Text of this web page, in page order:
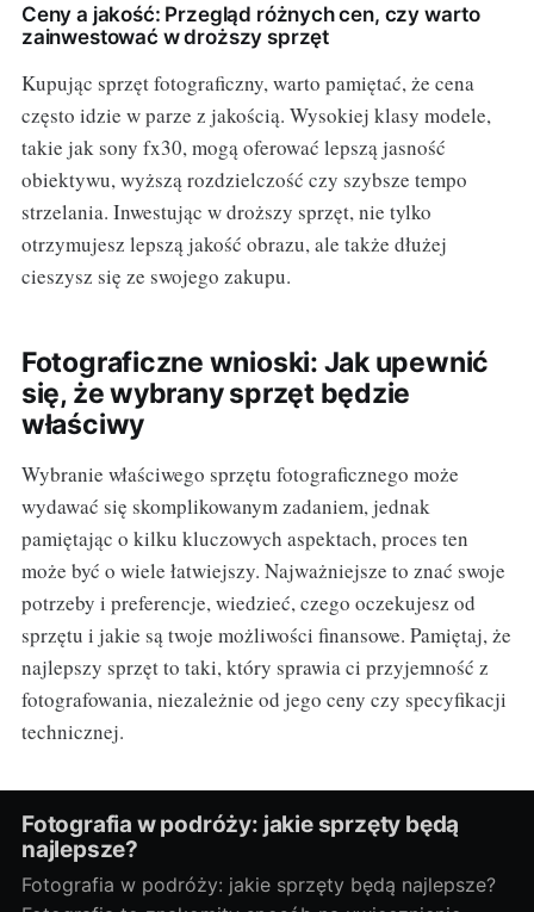
Ceny a jakość: Przegląd różnych cen, czy warto
zainwestować w droższy sprzęt
Kupując sprzęt fotograficzny, warto pamiętać, że cena
często idzie w parze z jakością. Wysokiej klasy modele,
takie jak sony fx30, mogą oferować lepszą jasność
obiektywu, wyższą rozdzielczość czy szybsze tempo
strzelania. Inwestując w droższy sprzęt, nie tylko
otrzymujesz lepszą jakość obrazu, ale także dłużej
cieszysz się ze swojego zakupu.
Fotograficzne wnioski: Jak upewnić
się, że wybrany sprzęt będzie
właściwy
Wybranie właściwego sprzętu fotograficznego może
wydawać się skomplikowanym zadaniem, jednak
pamiętając o kilku kluczowych aspektach, proces ten
może być o wiele łatwiejszy. Najważniejsze to znać swoje
potrzeby i preferencje, wiedzieć, czego oczekujesz od
sprzętu i jakie są twoje możliwości finansowe. Pamiętaj, że
najlepszy sprzęt to taki, który sprawia ci przyjemność z
fotografowania, niezależnie od jego ceny czy specyfikacji
technicznej.
Fotografia w podróży: jakie sprzęty będą
najlepsze?
Fotografia w podróży: jakie sprzęty będą najlepsze?